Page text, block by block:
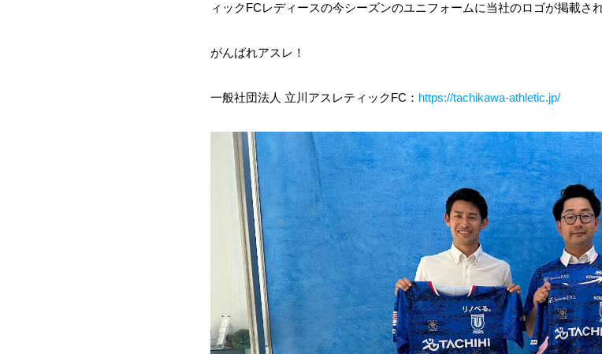
ィックFCレディースの今シーズンのユニフォームに当社のロゴが掲載され
がんばれアスレ！
一般社団法人 立川アスレティックFC： https://tachikawa-athletic.jp/